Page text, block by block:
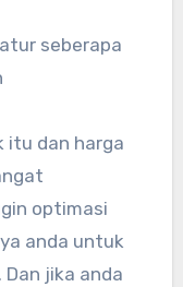
seberapa
itu dan harga
optimasi
anda untuk
Dan jika anda